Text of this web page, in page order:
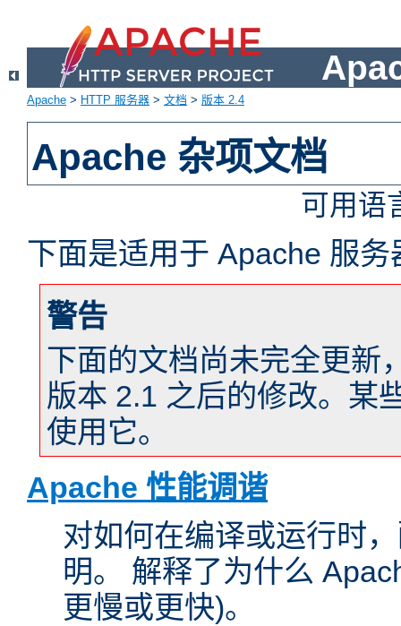
Apache > HTTP 服务器 > 文档 > 版本 2.4
Apache 杂项文档
可用语
下面是适用于 Apache 服
警告
下面的文档尚未完全更新
版本 2.1 之后的修改。某
使用它。
Apache 性能调谐
对如何在编译或运行时
明。 解释了为什么
更慢或更快)。